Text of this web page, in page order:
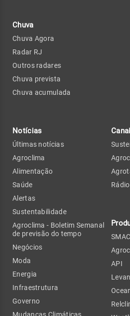
Chuva
Chuva Agora
Radar RJ
Outros radares
Chuva prevista
Chuva acumulada
Notícias
Últimas notícias
Agroclima
Alimentação
Saúde
Alertas
Sustentabilidade
Agroclima - Boletim Semanal
de previsão do tempo
Negócios
Moda
Energia
Infraestrutura
Governo
Rádio
SMAC
API